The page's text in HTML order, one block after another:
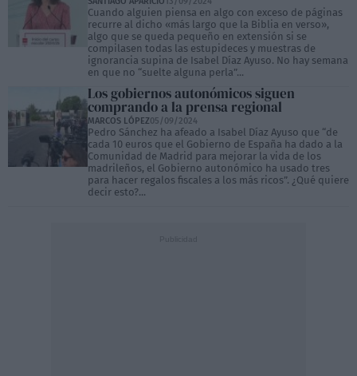
Cuando alguien piensa en algo con exceso de páginas
recurre al dicho «más largo que la Biblia en verso»,
algo que se queda pequeño en extensión si se
compilasen todas las estupideces y muestras de
ignorancia supina de Isabel Díaz Ayuso. No hay semana
en que no “suelte alguna perla”...
Los gobiernos autonómicos siguen
comprando a la prensa regional
MARCOS LÓPEZ05/09/2024
Pedro Sánchez ha afeado a Isabel Díaz Ayuso que “de
cada 10 euros que el Gobierno de España ha dado a la
Comunidad de Madrid para mejorar la vida de los
madrileños, el Gobierno autonómico ha usado tres
para hacer regalos fiscales a los más ricos”. ¿Qué quiere
decir esto?...